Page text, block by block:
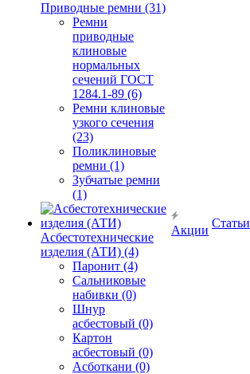
Приводные ремни (31)
Ремни
приводные
клиновые
нормальных
сечений ГОСТ
1284.1-89 (6)
Ремни клиновые
узкого сечения
(23)
Поликлиновые
ремни (1)
Зубчатые ремни
(1)
Асбестотехнические
изделия (АТИ) (4)
Паронит (4)
Сальниковые
набивки (0)
Шнур
асбестовый (0)
Картон
асбестовый (0)
Асботкани (0)
Акции
Статьи